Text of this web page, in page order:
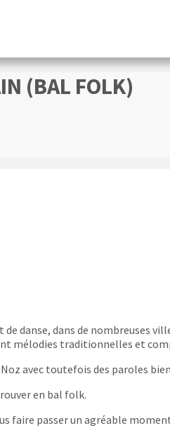
(BAL FOLK)
danse, dans de nombreuses
mélodies traditionnelles et
avec toutefois des paroles
en bal folk.
faire passer un agréable